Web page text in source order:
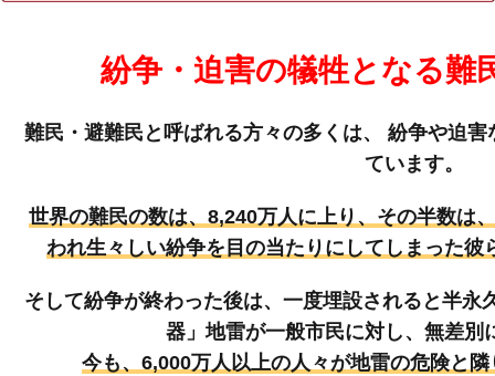
紛争・迫害の犠牲となる
難民・避難民と呼ばれる方々の多くは、
紛争や迫害
ています。
世界の難民の数は、8,240万人に上り、その半数は
われ生々しい紛争を目の当たりにしてしまった彼
そして紛争が終わった後は、一度埋設されると半永
器」地雷が一般市民に対し、無差別
今も、6,000万人以上の人々が地雷の危険と